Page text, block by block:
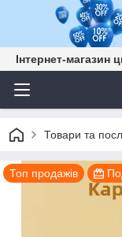
Інтернет-магазин
Товари та
Топ продажів